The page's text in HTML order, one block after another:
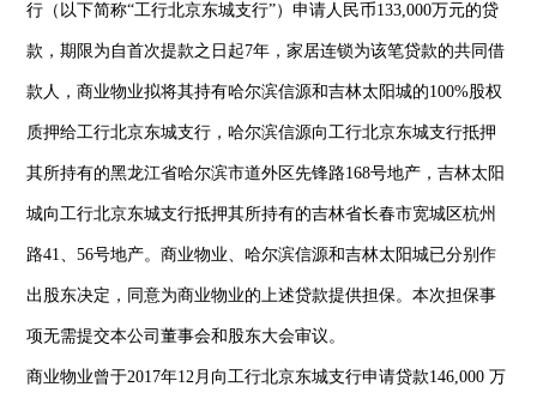
行（以下简称“工行北京东城支行”）申请人民币133,000万元的贷
款，期限为自首次提款之日起7年，家居连锁为该笔贷款的共同借
款人，商业物业拟将其持有哈尔滨信源和吉林太阳城的100%股权
质押给工行北京东城支行，哈尔滨信源向工行北京东城支行抵押
其所持有的黑龙江省哈尔滨市道外区先锋路168号地产，吉林太阳
城向工行北京东城支行抵押其所持有的吉林省长春市宽城区杭州
路41、56号地产。商业物业、哈尔滨信源和吉林太阳城已分别作
出股东决定，同意为商业物业的上述贷款提供担保。本次担保事
项无需提交本公司董事会和股东大会审议。
商业物业曾于2017年12月向工行北京东城支行申请贷款146,000万